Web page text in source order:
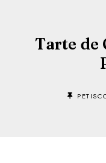
Tarte de